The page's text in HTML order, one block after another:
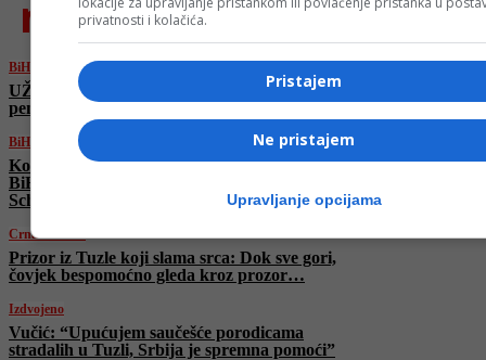
najnovije
BiH
UŽIVO | Počeo uviđaj nakon požara u Domu
penzionera Tuzla, raste broj stradalih
BiH
Kovačević pjeni zbog odluke Ustavnog suda
BiH: “Nema ovdje ni ‘v’ ni ‘p’, samo ‘vp’!
Schmidt nelegalan i nelegitiman”
Crna hronika
Prizor iz Tuzle koji slama srca: Dok sve gori,
čovjek bespomoćno gleda kroz prozor…
Izdvojeno
Vučić: “Upućujem saučešće porodicama
stradalih u Tuzli, Srbija je spremna pomoći”
privatnosti i kolačića.
Pristajem
Ne pristajem
Upravljanje opcijama